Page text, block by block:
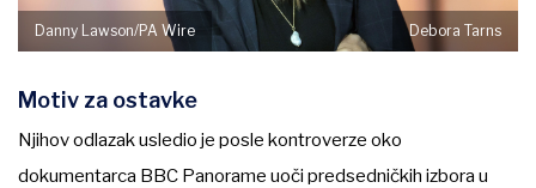
Danny Lawson/PA Wire Debora Tarns
Motiv za ostavke
Njihov odlazak usledio je posle kontroverze oko
dokumentarca BBC Panorame uoči predsedničkih izbora u